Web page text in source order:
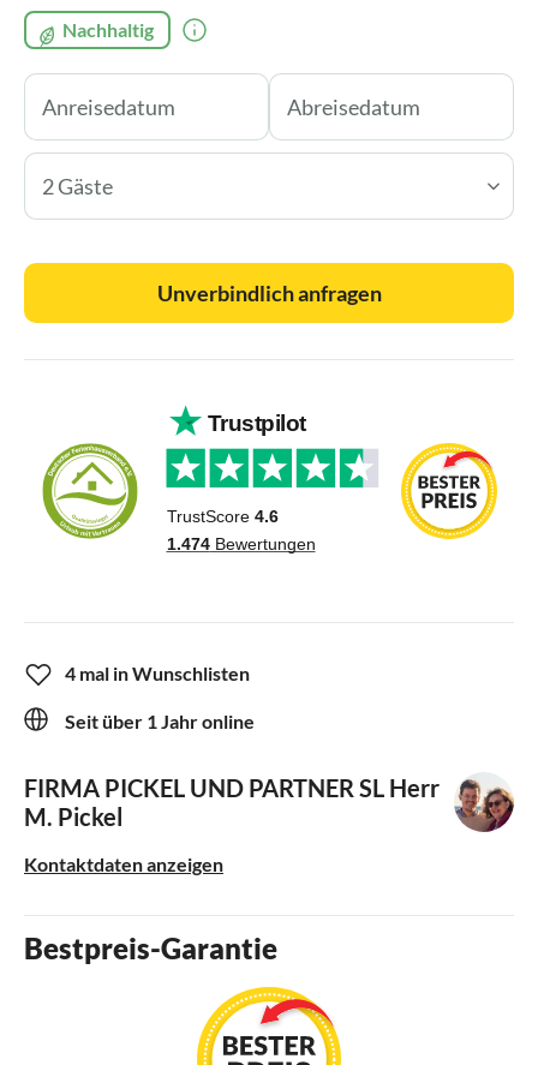
Nachhaltig
2 Gäste
Unverbindlich anfragen
4 mal in Wunschlisten
Seit über 1 Jahr online
FIRMA PICKEL UND PARTNER SL Herr
M. Pickel
Kontaktdaten anzeigen
Bestpreis-Garantie